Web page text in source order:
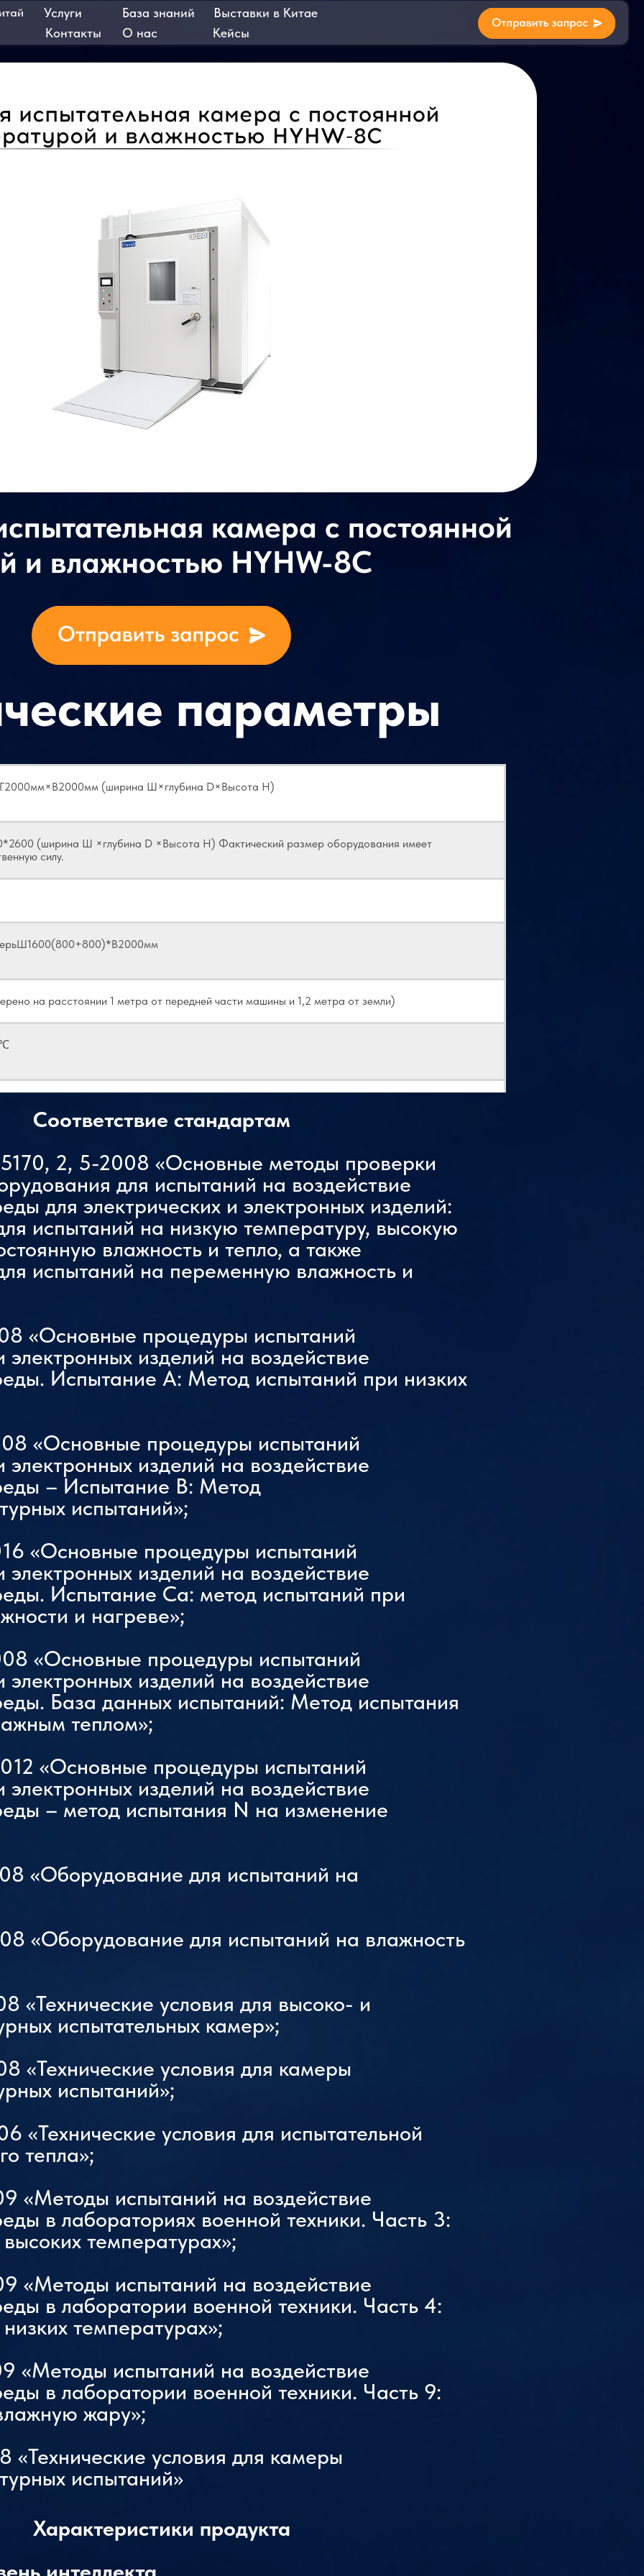
О нас Кейсы
Контакты
Услуги База знаний Выставки в Китае
камера с постоянной
и влажностью HYHW-8C
параметры
(ширина Ш×глубина D×Высота Н)
(ширина Ш ×глубина D ×Высота H) Фактический размер оборудования имеет
силу.
на расстоянии 1 метра от передней части машины и 1,2 метра от земли)
температуры и охлаждения: В условиях холостого хода скорость повышения
и охлаждения равна 1.℃/мин (-55℃～+85℃)
Соответствие стандартам
2, 5-2008 «Основные методы проверки
для испытаний на воздействие
для электрических и электронных изделий:
испытаний на низкую температуру, высокую
влажность и тепло, а также
испытаний на переменную влажность и
«Основные процедуры испытаний
электронных изделий на воздействие
Испытание A: Метод испытаний при низких
«Основные процедуры испытаний
электронных изделий на воздействие
– Испытание B: Метод
испытаний»;
«Основные процедуры испытаний
электронных изделий на воздействие
Испытание Ca: метод испытаний при
и нагреве»;
«Основные процедуры испытаний
электронных изделий на воздействие
База данных испытаний: Метод испытания
теплом»;
«Основные процедуры испытаний
электронных изделий на воздействие
– метод испытания N на изменение
«Оборудование для испытаний на
«Оборудование для испытаний на влажность
«Технические условия для высоко- и
испытательных камер»;
«Технические условия для камеры
испытаний»;
«Технические условия для испытательной
тепла»;
«Методы испытаний на воздействие
в лабораториях военной техники. Часть 3:
температурах»;
«Методы испытаний на воздействие
в лаборатории военной техники. Часть 4:
температурах»;
«Методы испытаний на воздействие
в лаборатории военной техники. Часть 9:
жару»;
«Технические условия для камеры
испытаний»
Характеристики продукта